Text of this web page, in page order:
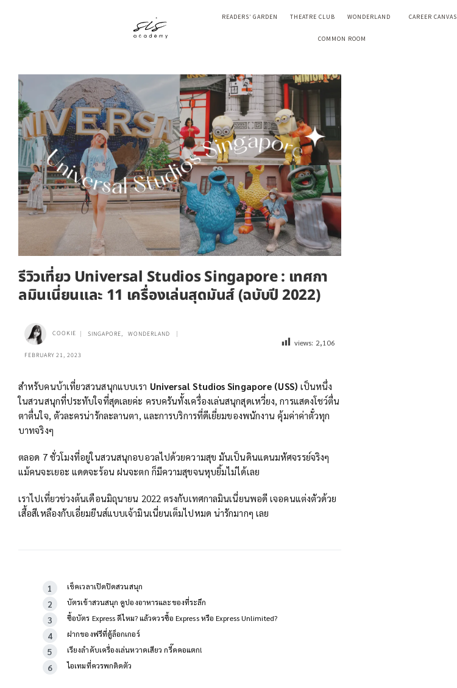
READERS’ GARDEN THEATRE CLUB WONDERLAND CAREER CANVAS
COMMON ROOM
รีวิวเที่ยว Universal Studios Singapore : เทศกา
ลมินเนี่ยนและ 11 เครื่องเล่นสุดมันส์ (ฉบับปี 2022)
COOKIE SINGAPORE, WONDERLAND
FEBRUARY 21, 2023
views: 2,106
สำหรับคนบ้าเที่ยวสวนสนุกแบบเรา Universal Studios Singapore (USS) เป็นหนึ่ง
ในสวนสนุกที่ประทับใจที่สุดเลยค่ะ ครบครันทั้งเครื่องเล่นสนุกสุดเหวี่ยง, การแสดงโชว์ตื่น
ตาตื่นใจ, ตัวละครน่ารักละลานตา, และการบริการที่ดีเยี่ยมของพนักงาน คุ้มค่าค่าตั๋วทุก
บาทจริงๆ
ตลอด 7 ชั่วโมงที่อยู่ในสวนสนุกอบอวลไปด้วยความสุข มันเป็นดินแดนมหัศจรรย์จริงๆ
แม้คนจะเยอะ แดดจะร้อน ฝนจะตก ก็มีความสุขจนหุบยิ้มไม่ได้เลย
เราไปเที่ยวช่วงต้นเดือนมิถุนายน 2022 ตรงกับเทศกาลมินเนี่ยนพอดี เจอคนแต่งตัวด้วย
เสื้อสีเหลืองกับเอี่ยมยีนส์แบบเจ้ามินเนี่ยนเต็มไปหมด น่ารักมากๆ เลย
เช็คเวลาเปิดปิดสวนสนุก
บัตรเข้าสวนสนุก คูปองอาหารและของที่ระลึก
ซื้อบัตร Express ดีไหม? แล้วควรซื้อ Express หรือ Express Unlimited?
ฝากของฟรีที่ตู้ล็อกเกอร์
เรียงลำดับเครื่องเล่นหวาดเสียว กรี๊ดคอแตก!
ไอเทมที่ควรพกติดตัว